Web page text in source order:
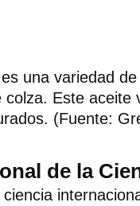
una variedad
Este aceite
(Fuente:
de la